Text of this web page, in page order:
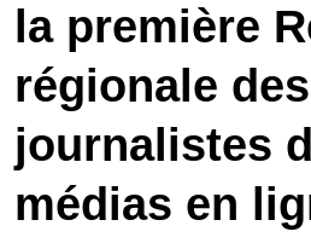
la première
régionale des
journalistes
médias en